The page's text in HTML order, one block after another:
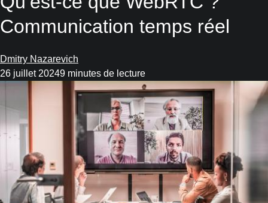
Communication temps réel
Dmitry Nazarevich
26 juillet 20249 minutes de lecture